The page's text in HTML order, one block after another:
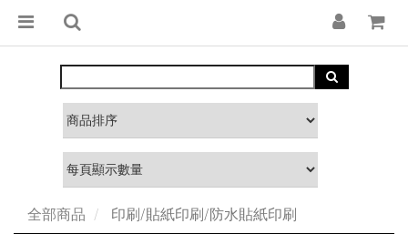
全部商品 印刷/貼紙印刷/防水貼紙印刷